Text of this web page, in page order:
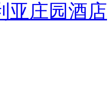
亚庄园酒店